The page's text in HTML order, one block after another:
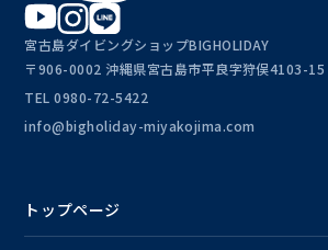
宮古島ダイビングショップBIGHOLIDAY
〒906-0002 沖縄県宮古島市平良字狩俣4103-15
TEL0980-72-5422
info@bigholiday-miyakojima.com
トップページ